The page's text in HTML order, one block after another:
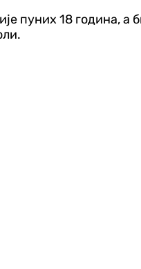
пуних 18 година,